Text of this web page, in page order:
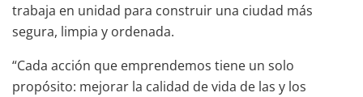
trabaja en unidad para construir una ciudad más
segura, limpia y ordenada.
“Cada acción que emprendemos tiene un solo
propósito: mejorar la calidad de vida de las y los